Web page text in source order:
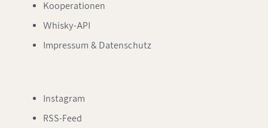
Kooperationen
Whisky-API
Impressum & Datenschutz
Instagram
RSS-Feed